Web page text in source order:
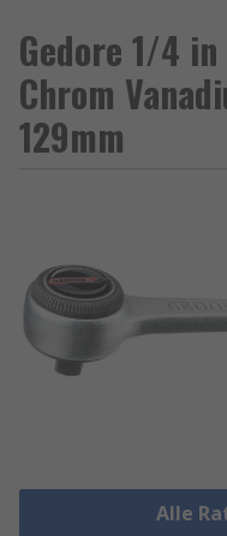
Gedore 1/4
Chrom
129mm
Alle